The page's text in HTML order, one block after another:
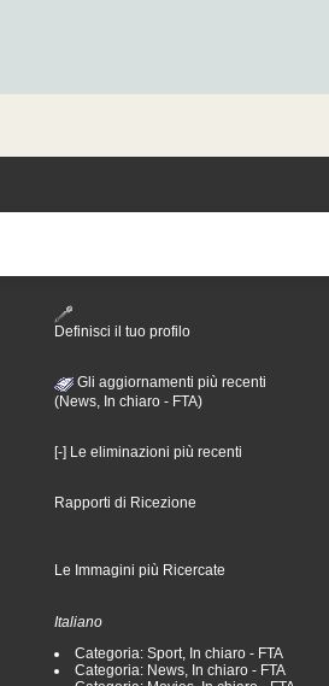
Definisci il tuo profilo
Gli aggiornamenti più recenti
(News, In chiaro - FTA)
[-] Le eliminazioni più recenti
Rapporti di Ricezione
Le Immagini più Ricercate
Italiano
Categoria: Sport, In chiaro - FTA
Categoria: News, In chiaro - FTA